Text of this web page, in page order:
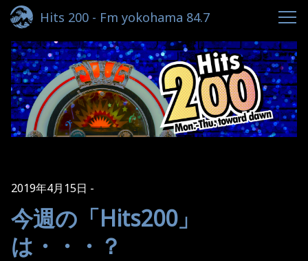
Hits 200 - Fm yokohama 84.7
2019年4月15日
今週の「Hits200」
は・・・？